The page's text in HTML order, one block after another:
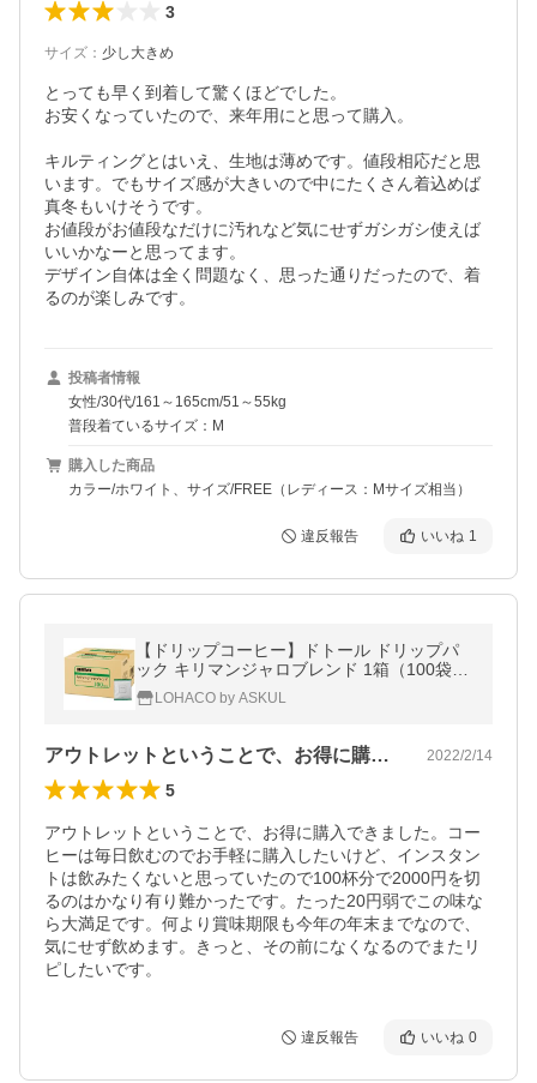
3
サイズ ： 少し大きめ
とっても早く到着して驚くほどでした。
お安くなっていたので、来年用にと思って購入。
キルティングとはいえ、生地は薄めです。値段相応だと思
います。でもサイズ感が大きいので中にたくさん着込めば
真冬もいけそうです。
お値段がお値段なだけに汚れなど気にせずガシガシ使えば
いいかなーと思ってます。
デザイン自体は全く問題なく、思った通りだったので、着
るのが楽しみです。
投稿者情報
女性/30代/161～165cm/51～55kg
普段着ているサイズ：M
購入した商品
カラー/ホワイト、サイズ/FREE（レディース：Mサイズ相当）
違反報告 いいね 1
【ドリップコーヒー】ドトール ドリップパ
ック キリマンジャロブレンド 1箱（100袋
入）LOHACO by ASKUL
アウトレットということで、お得に購入で… 2022/2/14
5
アウトレットということで、お得に購入できました。コー
ヒーは毎日飲むのでお手軽に購入したいけど、インスタン
トは飲みたくないと思っていたので100杯分で2000円を切
るのはかなり有り難かったです。たった20円弱でこの味な
ら大満足です。何より賞味期限も今年の年末までなので、
気にせず飲めます。きっと、その前になくなるのでまたリ
ピしたいです。
違反報告 いいね 0